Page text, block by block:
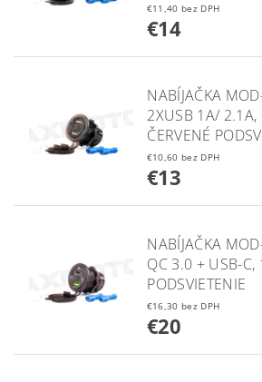
€11,40 bez DPH
€14
NABÍJAČKA
2XUSB 1A/ 2.1A,
ČERVENÉ
€10,60 bez DPH
€13
NABÍJAČKA
QC 3.0 + USB-C,
PODSVIETENIE
€16,30 bez DPH
€20